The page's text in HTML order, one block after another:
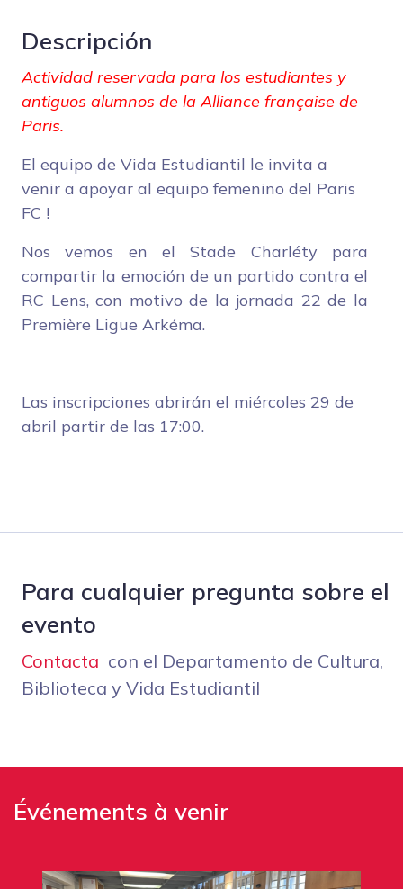
Descripción
Actividad reservada para los estudiantes y
antiguos alumnos de la Alliance française de
Paris.
El equipo de Vida Estudiantil le invita a
venir a apoyar al equipo femenino del Paris
FC !
Nos vemos en el Stade Charléty para
compartir la emoción de un partido contra el
RC Lens, con motivo de la jornada 22 de la
Première Ligue Arkéma.
Las inscripciones abrirán el miércoles 29 de
abril partir de las 17:00.
Para cualquier pregunta sobre el
evento
Contacta con el Departamento de Cultura,
Biblioteca y Vida Estudiantil
Événements à venir